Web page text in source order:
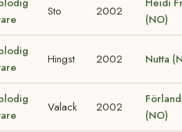
Sto 2002
(NO)
Hingst 2002 Nutta
Valack 2002
(NO)